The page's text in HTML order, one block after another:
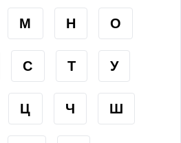
М Н О
С Т У
Ц Ч Ш